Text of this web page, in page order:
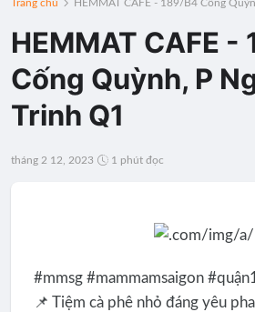
Trang chủ HEMMAT CAFE - 189/B4 Cống
HEMMAT CAFE -
Cống Quỳnh, P
Trinh Q1
tháng 2 12, 2023 1 phút đọc
#mmsg #mammamsaigon
📌 Tiệm cà phê nhỏ đáng yêu